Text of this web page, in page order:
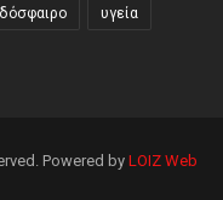
υγεία
Powered by LOIZ Web